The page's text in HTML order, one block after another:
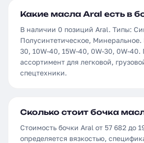
Какие масла Aral есть в
В наличии 0 позиций Aral. Типы:
Полусинтетическое, Минеральное.
30, 10W-40, 15W-40, 0W-30, 0W-
ассортимент для легковой,
спецтехники.
Сколько стоит бочка
Стоимость бочки Aral от 57 682 до
определяется вязкостью,